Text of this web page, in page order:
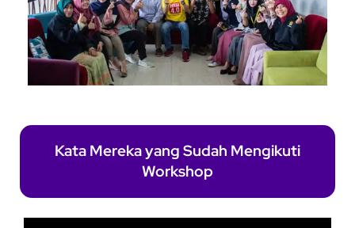
Kata Mereka yang Sudah Mengikuti
Workshop